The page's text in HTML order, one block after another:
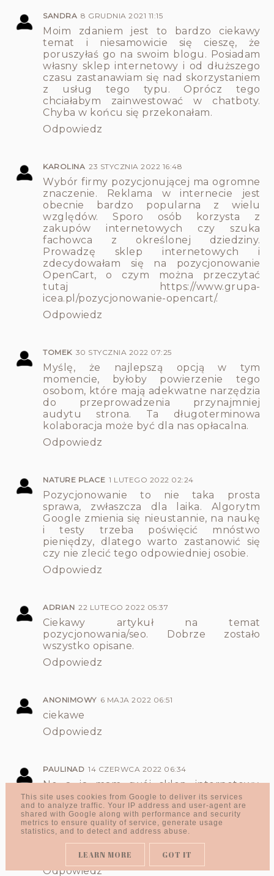
SANDRA 8 GRUDNIA 2021 11:15
Moim zdaniem jest to bardzo ciekawy
temat i niesamowicie się cieszę, że
poruszyłaś go na swoim blogu. Posiadam
własny sklep internetowy i od dłuższego
czasu zastanawiam się nad skorzystaniem
z usług tego typu. Oprócz tego
chciałabym zainwestować w chatboty.
Chyba w końcu się przekonałam.
Odpowiedz
KAROLINA 23 STYCZNIA 2022 16:48
Wybór firmy pozycjonującej ma ogromne
znaczenie. Reklama w internecie jest
obecnie bardzo popularna z wielu
względów. Sporo osób korzysta z
zakupów internetowych czy szuka
fachowca z określonej dziedziny.
Prowadzę sklep internetowych i
zdecydowałam się na pozycjonowanie
OpenCart, o czym można przeczytać
tutaj
https://www.grupa-
icea.pl/pozycjonowanie-opencart/.
Odpowiedz
TOMEK 30 STYCZNIA 2022 07:25
Myślę, że najlepszą opcją w tym
momencie, byłoby powierzenie tego
osobom, które mają adekwatne narzędzia
do przeprowadzenia przynajmniej
audytu strona. Ta długoterminowa
kolaboracja może być dla nas opłacalna.
Odpowiedz
NATURE PLACE 1 LUTEGO 2022 02:24
Pozycjonowanie to nie taka prosta
sprawa, zwłaszcza dla laika. Algorytm
Google zmienia się nieustannie, na naukę
i testy trzeba poświęcić mnóstwo
pieniędzy, dlatego warto zastanowić się
czy nie zlecić tego odpowiedniej osobie.
Odpowiedz
ADRIAN 22 LUTEGO 2022 05:37
Ciekawy artykuł na temat
pozycjonowania/seo. Dobrze zostało
wszystko opisane.
Odpowiedz
ANONIMOWY 6 MAJA 2022 06:51
ciekawe
Odpowiedz
PAULINAD 14 CZERWCA 2022 06:34
No a ja mam swój sklep internetowy.
Wydaje mi się, że teksty SEO są napisane
dobrze, strona internetowa wygląda
estetycznie, ale mimo to nie przekłada się
to na ilość zakupów. Dlatego
zastanawiam się nad wykonaniem audytu
UX. Co o tym sądzicie? Pozdrawiam! :D
Odpowiedz
This site uses cookies from Google to deliver its services
and to analyze traffic. Your IP address and user-agent are
shared with Google along with performance and security
metrics to ensure quality of service, generate usage
statistics, and to detect and address abuse.
LEARN MORE GOT IT